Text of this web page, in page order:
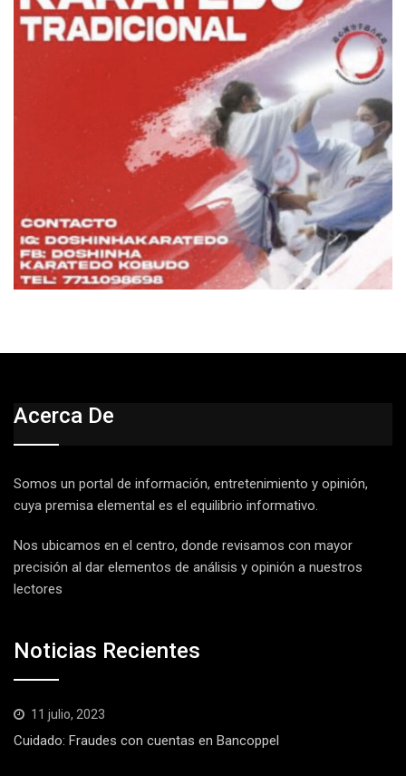
Acerca De
Somos un portal de información, entretenimiento y opinión,
cuya premisa elemental es el equilibrio informativo.
Nos ubicamos en el centro, donde revisamos con mayor
precisión al dar elementos de análisis y opinión a nuestros
lectores
Noticias Recientes
11 julio, 2023
Cuidado: Fraudes con cuentas en Bancoppel